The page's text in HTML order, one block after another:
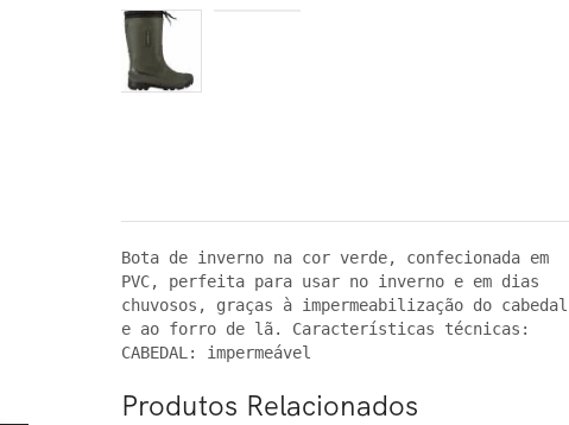
Bota de inverno na cor verde, confecionada em
PVC, perfeita para usar no inverno e em dias
chuvosos, graças à impermeabilização do cabedal
e ao forro de lã. Características técnicas:
CABEDAL: impermeável
Produtos Relacionados